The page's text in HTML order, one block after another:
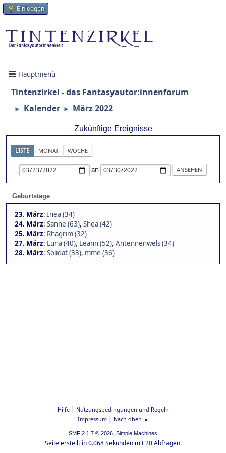
Einloggen
Hauptmenü
Tintenzirkel - das Fantasyautor:innenforum
► Kalender ► März 2022
Zukünftige Ereignisse
LISTE MONAT WOCHE
an
Geburtstage
23. März: Inea (34)
24. März: Sanne (63), Shea (42)
25. März: Rhagrim (32)
27. März: Luna (40), Leann (52), Antennenwels (34)
28. März: Solidat (33), mme (36)
Hilfe| Nutzungsbedingungen und Regeln
Impressum| Nach oben ▲
SMF 2.1.7 © 2026, Simple Machines
Seite erstellt in 0.068 Sekunden mit 20 Abfragen.